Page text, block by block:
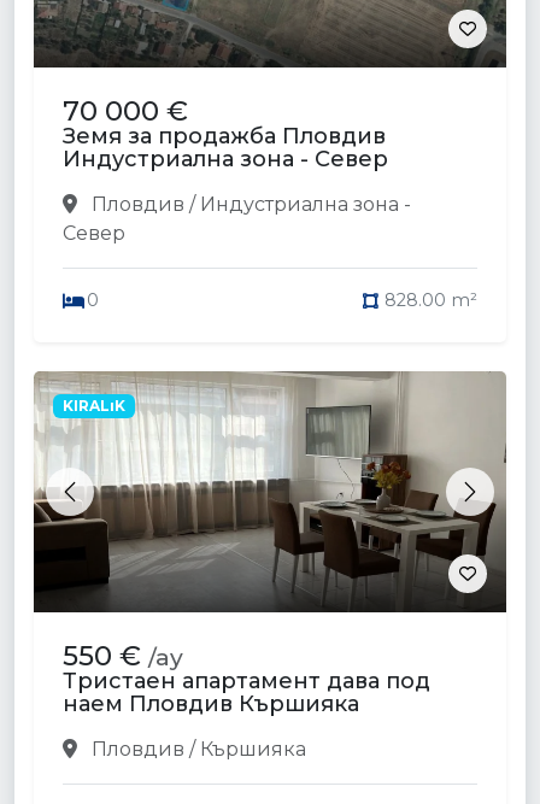
70 000 €
Земя за продажба Пловдив
Индустриална зона - Север
Пловдив / Индустриална зона -
Север
0 828.00 m²
Previous Next
KIRALıK
550 € /ay
Тристаен апартамент дава под
наем Пловдив Кършияка
Пловдив / Кършияка